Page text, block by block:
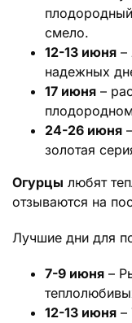
смело.
12-13 июня –
надежных
17 июня –
24-26 июня
золотая
Огурцы любят
отзываются на
Лучшие дни для
7-9 июня –
12-13 июня –